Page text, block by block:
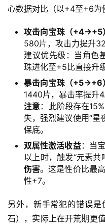
心数据对比（以+4至+6为
攻击向宝珠（+4→+5
580片，攻击力提升
建议优先级：当角色
珠进化至+5比直接升
暴击向宝珠（+5→+6
1440片，暴击率提升
注意 ：此阶段存在
失，强烈建议使用“星
保底。
双属性激活收益：当
以上时，触发“元素共
伤害。这是性价比最
性+7。
另外，新手常犯的错误是
石），实际上在开荒期更